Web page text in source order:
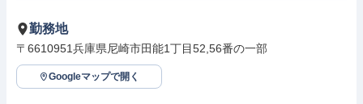
勤務地
〒6610951兵庫県尼崎市田能1丁目52,56番の一部
Googleマップで開く